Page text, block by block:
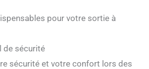
pour votre sortie à
de sécurité
sécurité et votre confort lors des